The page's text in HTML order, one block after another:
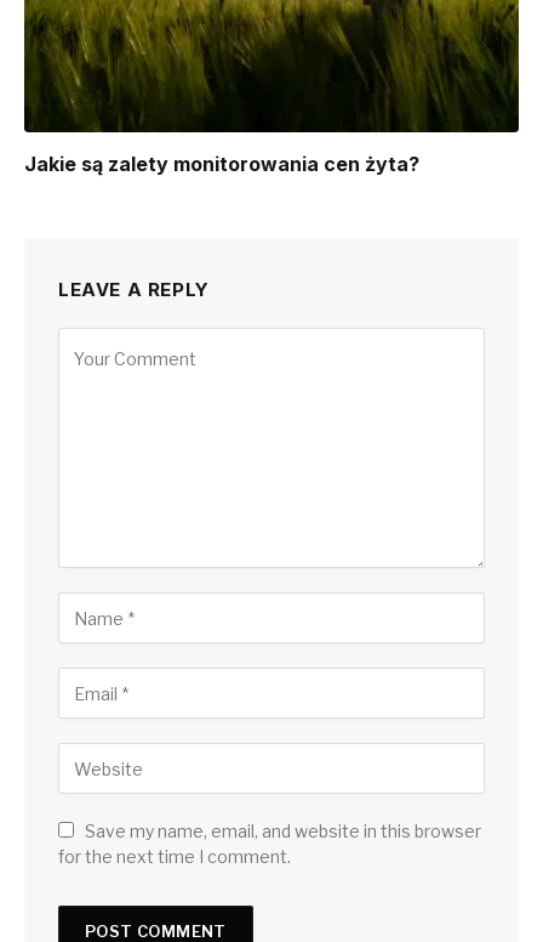
Jakie są zalety monitorowania cen żyta?
LEAVE A REPLY
Save my name, email, and website in this browser
for the next time I comment.